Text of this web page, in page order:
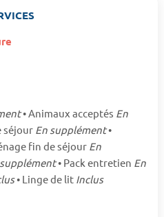
• Animaux acceptés En
séjour En supplément•
fin de séjour En
• Pack entretien En
• Linge de lit Inclus